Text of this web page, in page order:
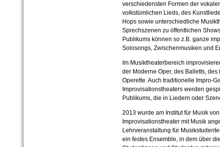
verschiedensten Formen der
volkstümlichen Lieds, des
Hops sowie unterschiedliche
Sprechszenen zu öffentlichen
Publikums können so z.B. ganze
Solosongs, Zwischenmusiken und
Im Musiktheaterbereich
der Moderne Oper, des Balletts,
Operette. Auch traditionelle Impro-
Improvisationstheaters werden
Publikums, die in Liedern oder
2013 wurde am Institut für Musik
Improvisationstheater mit Musik
Lehrveranstaltung für
ein festes Ensemble, in dem über